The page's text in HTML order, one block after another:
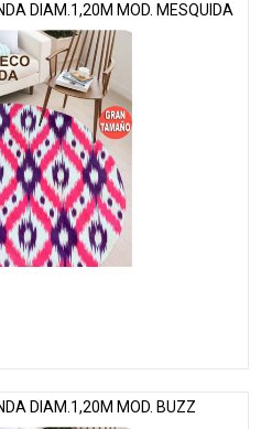
DIAM.1,20M MOD. MESQUIDA
DIAM.1,20M MOD. BUZZ